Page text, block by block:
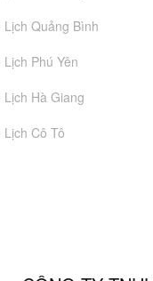
Lịch Quảng Bình
Lịch Phú Yên
Lịch Hà Giang
Lịch Cô Tô